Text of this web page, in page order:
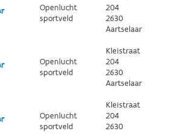
Openlucht
sportveld
204
2630
Aartselaar
Openlucht
sportveld
Kleistraat
204
2630
Aartselaar
Openlucht
sportveld
Kleistraat
204
2630